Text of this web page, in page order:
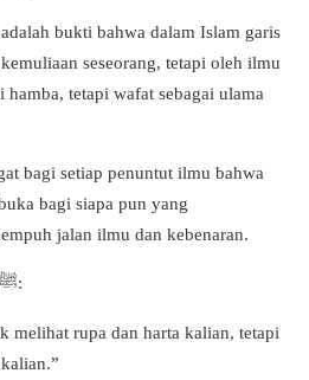
bukti bahwa dalam Islam garis
seseorang, tetapi oleh ilmu
tetapi wafat sebagai ulama
bagi setiap penuntut ilmu bahwa
bagi siapa pun yang
jalan ilmu dan kebenaran.
:
melihat rupa dan harta kalian, tetapi